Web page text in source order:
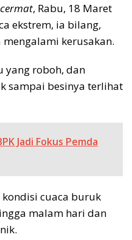
cermat, Rabu, 18 Maret
ekstrem, ia bilang,
kerusakan.
yang roboh, dan
sampai besinya terlihat
Jadi Fokus Pemda
cuaca buruk
malam hari dan